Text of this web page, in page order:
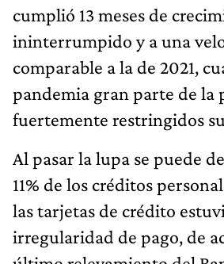
cumplió 13 meses de
ininterrumpido y a una
comparable a la de 2021,
pandemia gran parte de la
fuertemente restringidos
Al pasar la lupa se puede
11% de los créditos
las tarjetas de crédito
irregularidad de pago, de